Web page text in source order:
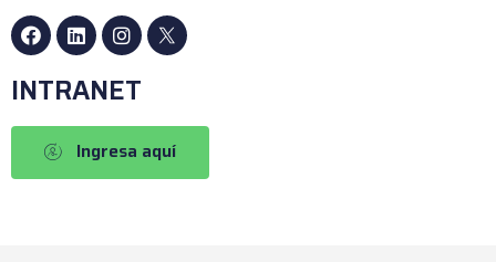
INTRANET
Ingresa aquí